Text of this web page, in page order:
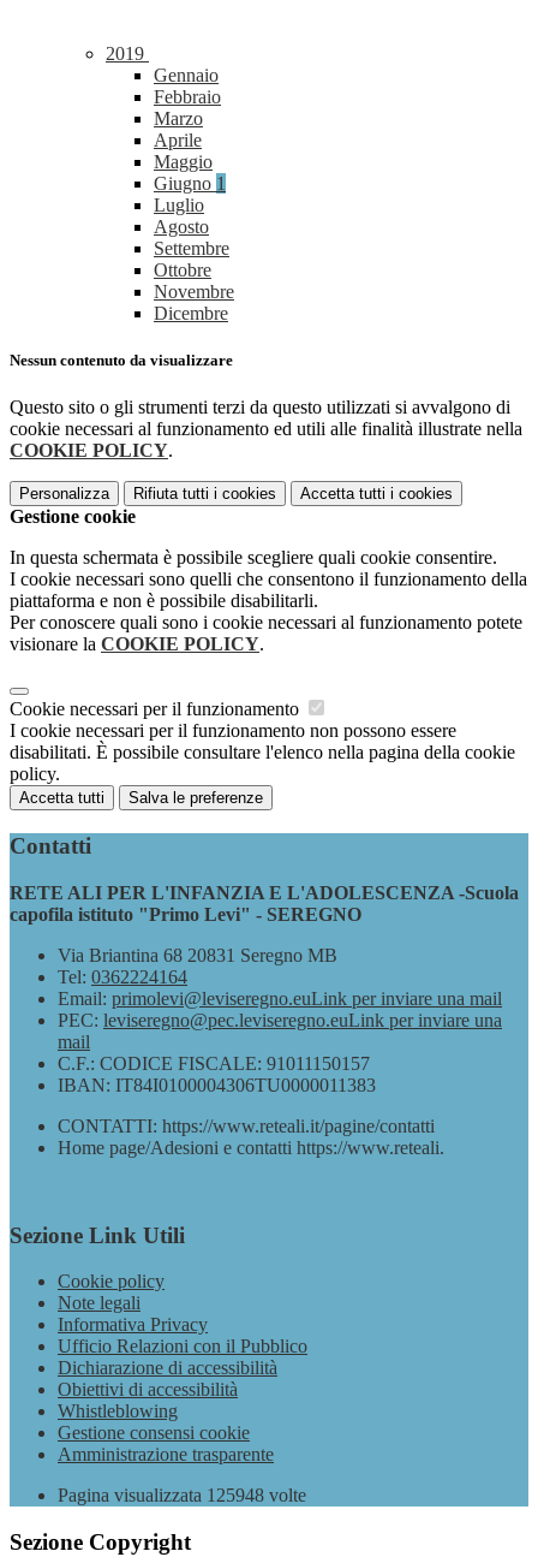
2019
Gennaio
Febbraio
Marzo
Aprile
Maggio
Giugno 1
Luglio
Agosto
Settembre
Ottobre
Novembre
Dicembre
Nessun contenuto da visualizzare
Questo sito o gli strumenti terzi da questo utilizzati si avvalgono di
cookie necessari al funzionamento ed utili alle finalità illustrate nella
COOKIE POLICY.
Personalizza Rifiuta tutti i cookies Accetta tutti i cookies
Gestione cookie
In questa schermata è possibile scegliere quali cookie consentire.
I cookie necessari sono quelli che consentono il funzionamento della
piattaforma e non è possibile disabilitarli.
Per conoscere quali sono i cookie necessari al funzionamento potete
visionare la COOKIE POLICY.
Cookie necessari per il funzionamento
I cookie necessari per il funzionamento non possono essere
disabilitati. È possibile consultare l'elenco nella pagina della cookie
policy.
Accetta tutti Salva le preferenze
Contatti
RETE ALI PER L'INFANZIA E L'ADOLESCENZA -Scuola
capofila istituto "Primo Levi" - SEREGNO
Via Briantina 68 20831 Seregno MB
Tel: 0362224164
Email: primolevi@leviseregno.euLink per inviare una mail
PEC: leviseregno@pec.leviseregno.euLink per inviare una
mail
C.F.: CODICE FISCALE: 91011150157
IBAN: IT84I0100004306TU0000011383
CONTATTI: https://www.reteali.it/pagine/contatti
Home page/Adesioni e contatti https://www.reteali.
Sezione Link Utili
Cookie policy
Note legali
Informativa Privacy
Ufficio Relazioni con il Pubblico
Dichiarazione di accessibilità
Obiettivi di accessibilità
Whistleblowing
Gestione consensi cookie
Amministrazione trasparente
Pagina visualizzata 125948 volte
Sezione Copyright